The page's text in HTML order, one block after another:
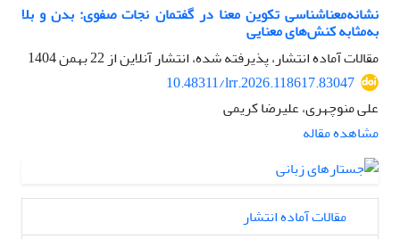
نشانه‌معناشناسی تکوین معنا در گفتمان نجات صفوی: بدن و بلا
به‌مثابه کنش‌های معنایی
مقالات آماده انتشار، پذیرفته شده، انتشار آنلاین از22 بهمن 1404
10.48311/lrr.2026.118617.83047
علی منوچهری، علیرضا کریمی
مشاهده مقاله
مقالات آماده انتشار